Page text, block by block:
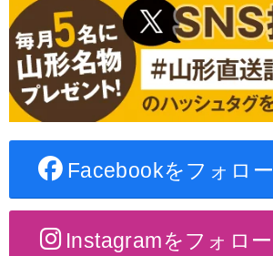
Facebookをフォロー
Instagramをフォロー